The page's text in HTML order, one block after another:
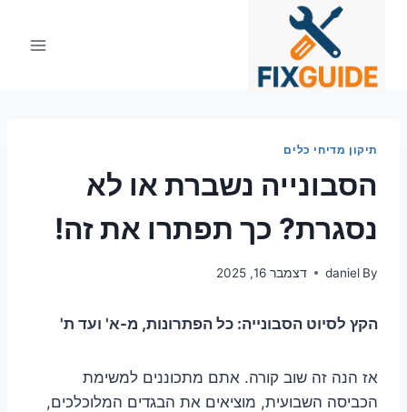
תיקון מדיחי כלים
הסבונייה נשברת או לא
נסגרת? כך תפתרו את זה!
By
daniel דצמבר 16, 2025
הקץ לסיוט הסבונייה: כל הפתרונות, מ-א' ועד ת'
אז הנה זה שוב קורה. אתם מתכוננים למשימת
הכביסה השבועית, מוציאים את הבגדים המלוכלכים,